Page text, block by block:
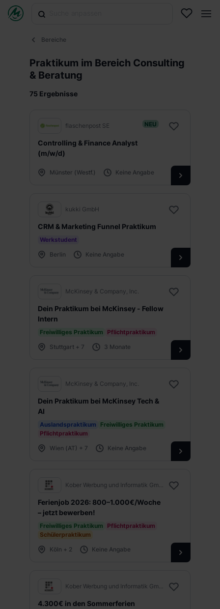
Bereiche
Praktikum im Bereich Consulting
& Beratung
75 Ergebnisse
NEU
flaschenpost SE
Controlling & Finance Analyst
(m/w/d)
Münster (Westf.) Keine Angabe
kukki GmbH
CRM & Marketing Funnel Praktikum
Werkstudent
Berlin
Keine Angabe
McKinsey & Company, Inc.
Dein Praktikum bei McKinsey - Fellow
Intern
Freiwilliges Praktikum
Pflichtpraktikum
Stuttgart + 7
3 Monate
McKinsey & Company, Inc.
Dein Praktikum bei McKinsey Tech &
AI
Auslandspraktikum
Freiwilliges Praktikum
Pflichtpraktikum
Wien (AT) + 7
Keine Angabe
Kober Werbung und Informatik GmbH
Ferienjob 2026: 800–1.000€/Woche
– jetzt bewerben!
Freiwilliges Praktikum
Pflichtpraktikum
Schülerpraktikum
Köln + 2
Keine Angabe
Kober Werbung und Informatik GmbH
4.300€ in den Sommerferien